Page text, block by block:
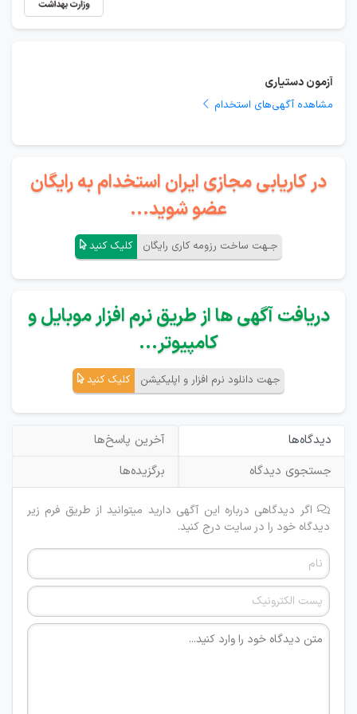
آزمون دستیاری
مشاهده آگهی‌های استخدام
در کاریابی مجازی ایران استخدام به رایگان
عضو شوید...
جـهت ساخت رزومه کاری رایگان کلیک کنید
دریافت آگهی ها از طریق نرم افزار موبایل و
کامپیوتر...
جهت دانلود نرم افزار و اپلیکیشن کلیک کنید
دیدگاه‌ها
آخرین پاسخ‌ها
جستجوی دیدگاه
برگزیده‌ها
اگر دیدگاهی درباره این آگهی دارید میتوانید از طریق فرم زیر
دیدگاه خود را در سایت درج کنید.